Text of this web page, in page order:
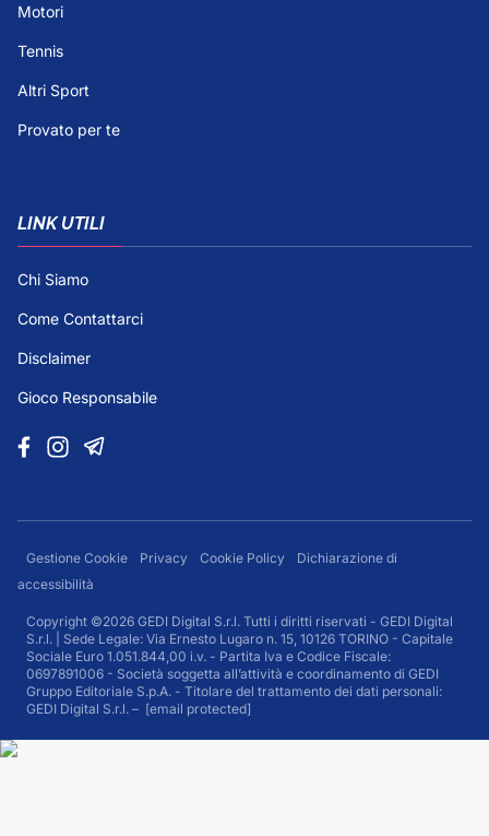
Motori
Tennis
Altri Sport
Provato per te
LINK UTILI
Chi Siamo
Come Contattarci
Disclaimer
Gioco Responsabile
Gestione Cookie Privacy Cookie Policy
Dichiarazione di
accessibilità
Copyright ©2026 GEDI Digital S.r.l. Tutti i diritti riservati - GEDI Digital
S.r.l. | Sede Legale: Via Ernesto Lugaro n. 15, 10126 TORINO - Capitale
Sociale Euro 1.051.844,00 i.v. - Partita Iva e Codice Fiscale:
0697891006 - Società soggetta all’attività e coordinamento di GEDI
Gruppo Editoriale S.p.A. - Titolare del trattamento dei dati personali:
GEDI Digital S.r.l. – [email protected]